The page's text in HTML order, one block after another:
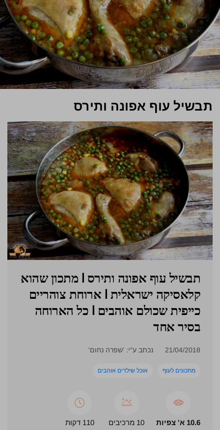
תבשיל עוף אפונה ותירס
תבשיל עוף אפונה ותירס l מתכון שהוא
קלאסיקה ישראלית l ארוחת צוהריים
כייפית שכולם אוהבים l כל הארוחה
בסיר אחד
21/04/2018 נכתב ע"י: 'שפרה נחום'
מתכונים לעוף אוכל שילדים אוהבים
10.6 א' צפיות 10 מרכיבים 110 דקות